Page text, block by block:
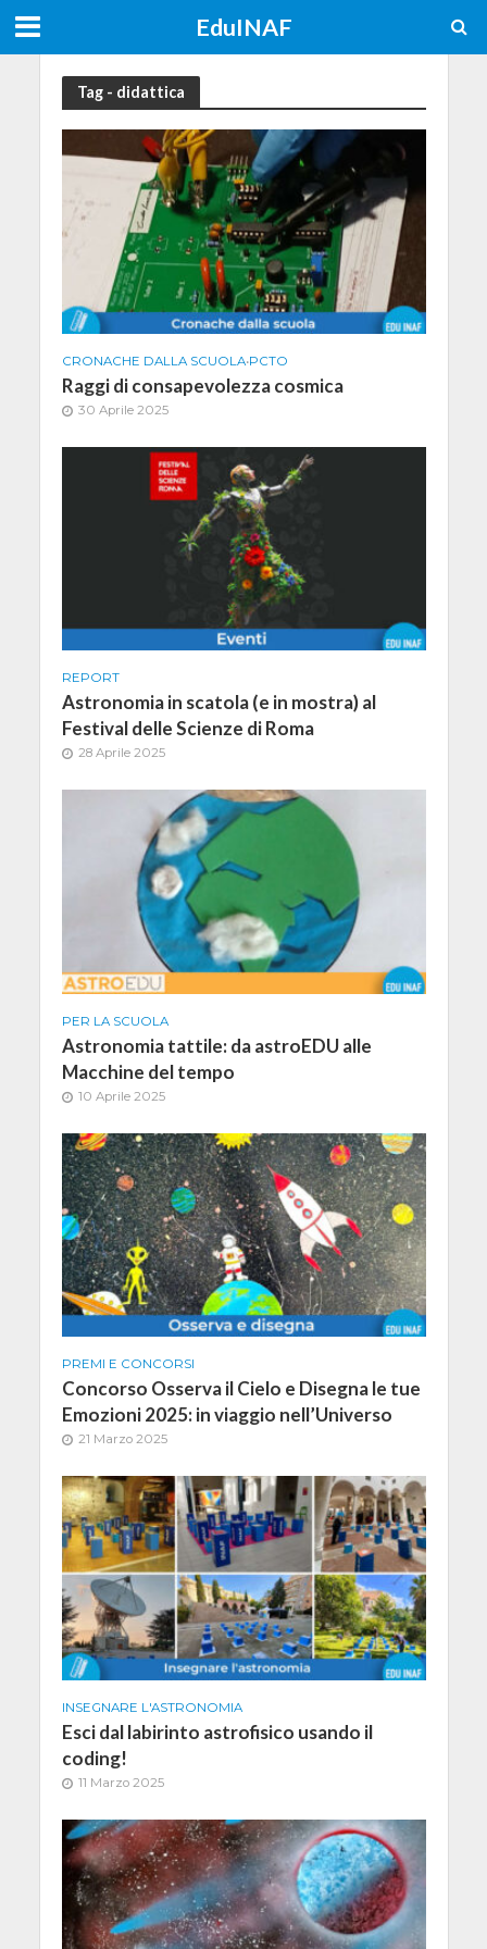
EduINAF
Tag - didattica
CRONACHE DALLA SCUOLA•PCTO
Raggi di consapevolezza cosmica
30 Aprile 2025
REPORT
Astronomia in scatola (e in mostra) al
Festival delle Scienze di Roma
28 Aprile 2025
PER LA SCUOLA
Astronomia tattile: da astroEDU alle
Macchine del tempo
10 Aprile 2025
PREMI E CONCORSI
Concorso Osserva il Cielo e Disegna le tue
Emozioni 2025: in viaggio nell’Universo
21 Marzo 2025
INSEGNARE L'ASTRONOMIA
Esci dal labirinto astrofisico usando il
coding!
11 Marzo 2025